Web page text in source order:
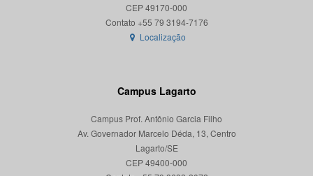
CEP 49170-000
Localização
Campus Lagarto
Campus Prof. Antônio Garcia Filho
Av. Governador Marcelo Déda, 13, Centro
Lagarto/SE
CEP 49400-000